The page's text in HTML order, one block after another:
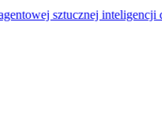
inteligencji dla globalnej